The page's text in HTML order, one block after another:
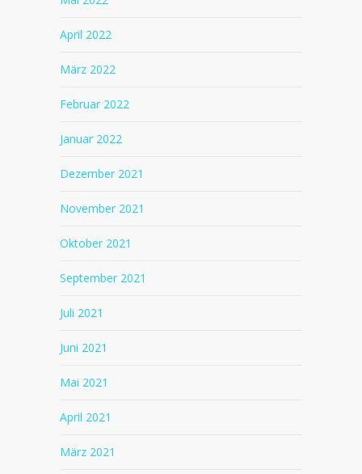
April 2022
März 2022
Februar 2022
Januar 2022
Dezember 2021
November 2021
Oktober 2021
September 2021
Juli 2021
Juni 2021
Mai 2021
April 2021
März 2021